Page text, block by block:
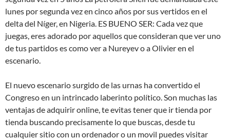
lunes por segunda vez en cinco años por sus vertidos en el
delta del Níger, en Nigeria. ES BUENO SER: Cada vez que
juegas, eres adorado por aquellos que consideran que ver uno
de tus partidos es como ver a Nureyev o a Olivier en el
escenario.
El nuevo escenario surgido de las urnas ha convertido el
Congreso en un intrincado laberinto político. Son muchas las
ventajas de adquirir online, te evitas tener que ir tienda por
tienda buscando precisamente lo que buscas, desde tu
cualquier sitio con un ordenador o un movil puedes visitar